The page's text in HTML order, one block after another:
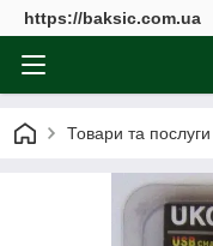
https://baksic.com.ua
Товари та послуги